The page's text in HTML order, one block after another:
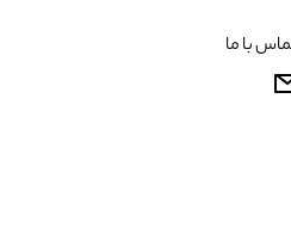
با ما